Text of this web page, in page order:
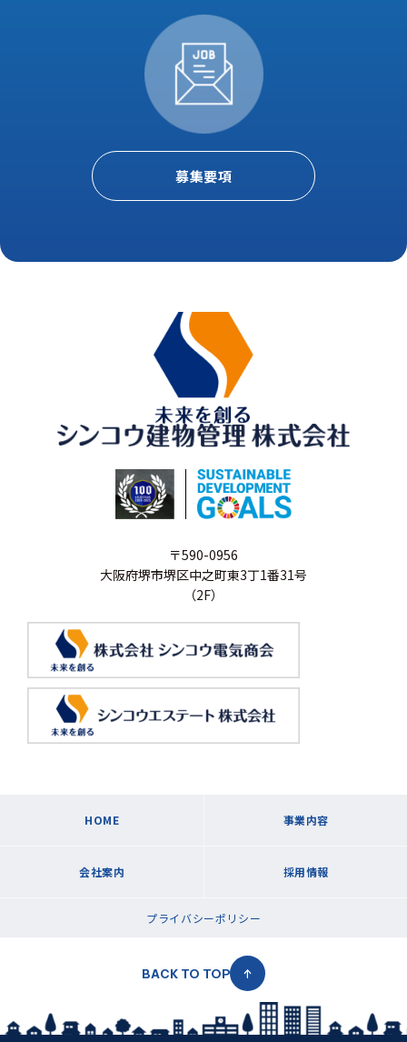
募集要項
〒590-0956
大阪府堺市堺区中之町東3丁1番31号
（2F）
HOME 事業内容
会社案内 採用情報
プライバシーポリシー
BACK TO TOP